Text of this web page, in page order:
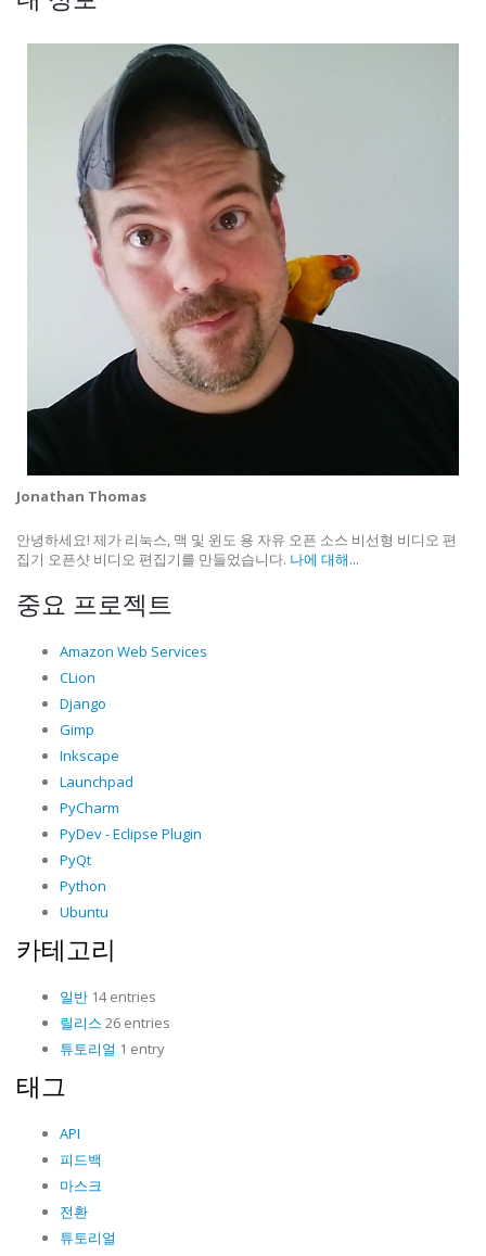
Jonathan Thomas
안녕하세요! 제가 리눅스, 맥 및 윈도 용 자유 오픈 소스 비선형 비디오 편
집기 오픈샷 비디오 편집기를 만들었습니다. 나에 대해...
중요 프로젝트
Amazon Web Services
CLion
Django
Gimp
Inkscape
Launchpad
PyCharm
PyDev - Eclipse Plugin
PyQt
Python
Ubuntu
카테고리
일반 14 entries
릴리스 26 entries
튜토리얼 1 entry
태그
API
피드백
마스크
전환
튜토리얼